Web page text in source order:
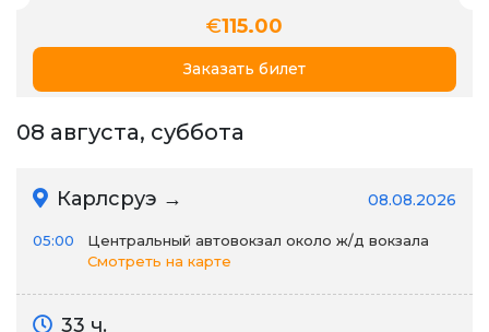
€115.00
Заказать билет
08 августа, суббота
Карлсруэ → 08.08.2026
05:00
Центральный автовокзал около ж/д вокзала
Смотреть на карте
33 ч.